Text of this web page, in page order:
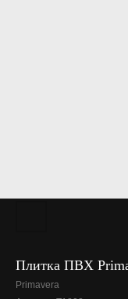
Плитка ПВХ
Primavera